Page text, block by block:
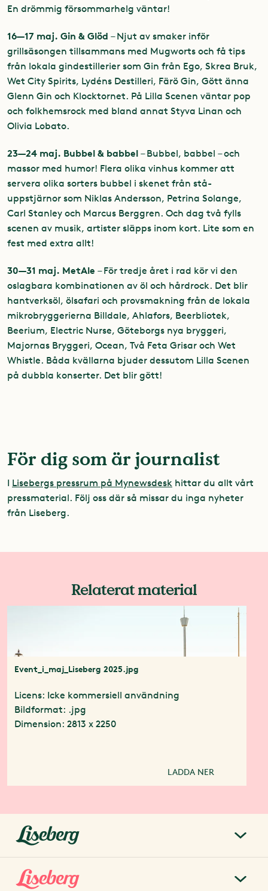
En drömmig försommarhelg väntar!
16—17 maj. Gin & Glöd – Njut av smaker inför
grillsäsongen tillsammans med Mugworts och få tips
från lokala gindestillerier som Gin från Ego, Skrea Bruk,
Wet City Spirits, Lydéns Destilleri, Färö Gin, Gött änna
Glenn Gin och Klocktornet. På Lilla Scenen väntar pop
och folkhemsrock med bland annat Styva Linan och
Olivia Lobato.
23—24 maj. Bubbel & babbel – Bubbel, babbel – och
massor med humor! Flera olika vinhus kommer att
servera olika sorters bubbel i skenet från stå-
uppstjärnor som Niklas Andersson, Petrina Solange,
Carl Stanley och Marcus Berggren. Och dag två fylls
scenen av musik, artister släpps inom kort. Lite som en
fest med extra allt!
30—31 maj. MetAle – För tredje året i rad kör vi den
oslagbara kombinationen av öl och hårdrock. Det blir
hantverksöl, ölsafari och provsmakning från de lokala
mikrobryggerierna Billdale, Ahlafors, Beerbliotek,
Beerium, Electric Nurse, Göteborgs nya bryggeri,
Majornas Bryggeri, Ocean, Två Feta Grisar och Wet
Whistle. Båda kvällarna bjuder dessutom Lilla Scenen
på dubbla konserter. Det blir gött!
För dig som är journalist
I Lisebergs pressrum på Mynewsdesk hittar du allt vårt
pressmaterial. Följ oss där så missar du inga nyheter
från Liseberg.
Relaterat material
Event_i_maj_Liseberg 2025.jpg
Licens: Icke kommersiell användning
Bildformat: .jpg
Dimension: 2813 x 2250
LADDA NER
liseberg.se